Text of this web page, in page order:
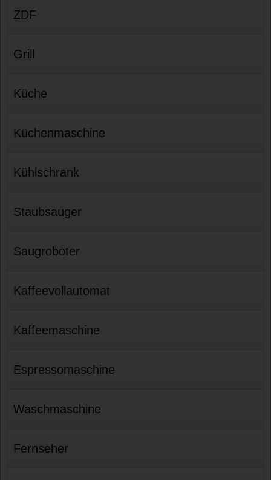
ZDF
Grill
Küche
Küchenmaschine
Kühlschrank
Staubsauger
Saugroboter
Kaffeevollautomat
Kaffeemaschine
Espressomaschine
Waschmaschine
Fernseher